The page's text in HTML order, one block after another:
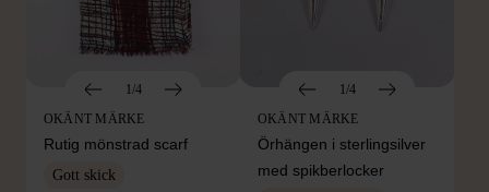
1/4
OKÄNT MÄRKE
Rutig mönstrad scarf
Gott skick
1/4
OKÄNT MÄRKE
Örhängen i sterlingsilver
med spikberlocker